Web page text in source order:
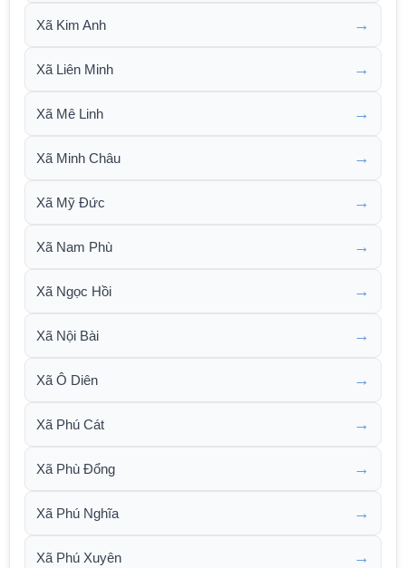
Xã Kim Anh →
Xã Liên Minh →
Xã Mê Linh →
Xã Minh Châu →
Xã Mỹ Đức →
Xã Nam Phù →
Xã Ngọc Hồi →
Xã Nội Bài →
Xã Ô Diên →
Xã Phú Cát →
Xã Phù Đổng →
Xã Phú Nghĩa →
Xã Phú Xuyên →